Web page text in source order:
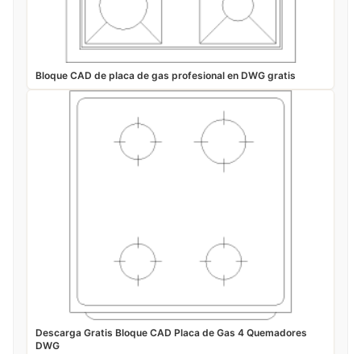
Bloque CAD de placa de gas profesional en DWG gratis
Descarga Gratis Bloque CAD Placa de Gas 4 Quemadores
DWG